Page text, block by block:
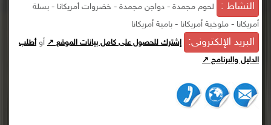
النشاط :
لحوم مجمدة - دواجن مجمدة - خضروات أمريكانا - بسلة
أمريكانا - ملوخية أمريكانا - بامية أمريكانا
البريد الإلكترونى: إشترك للحصول على كامل بيانات الموقع ↗ أوأطلب
الدليل والبرنامج ↗